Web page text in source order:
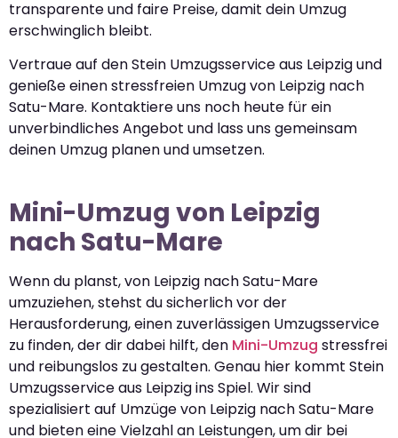
transparente und faire Preise, damit dein Umzug
erschwinglich bleibt.
Vertraue auf den Stein Umzugsservice aus Leipzig und
genieße einen stressfreien Umzug von Leipzig nach
Satu-Mare. Kontaktiere uns noch heute für ein
unverbindliches Angebot und lass uns gemeinsam
deinen Umzug planen und umsetzen.
Mini-Umzug von Leipzig
nach Satu-Mare
Wenn du planst, von Leipzig nach Satu-Mare
umzuziehen, stehst du sicherlich vor der
Herausforderung, einen zuverlässigen Umzugsservice
zu finden, der dir dabei hilft, den Mini-Umzug stressfrei
und reibungslos zu gestalten. Genau hier kommt Stein
Umzugsservice aus Leipzig ins Spiel. Wir sind
spezialisiert auf Umzüge von Leipzig nach Satu-Mare
und bieten eine Vielzahl an Leistungen, um dir bei